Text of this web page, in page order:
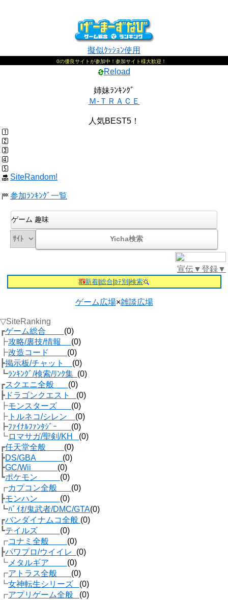
擬似ｸｯｼｮﾝ使用
0の優良サイトが参加中！参加サイト様大歓迎！
Reload
姉妹ﾗﾝｷﾝｸﾞ
Ｍ-ＴＲＡＣＥ
人気BEST5！
SiteRandom!
参加ﾗﾝｷﾝｸﾞ一覧
宣伝▼登録▼
新着|総合|ｶﾃ別|検索
ゲーム広場×雑談広場
▽SiteRanking
┏ゲーム総合 (0)
┣攻略/裏技/情報 (0)
┣改造コード (0)
┣掲示板/チャット (0)
┗ﾗﾝｷﾝｸﾞ/検索/ﾘﾝｸ集 (0)
┏スクエニ全般 (0)
┣ ドラゴンクエスト (0)
┣モンスターズ (0)
┣ トルネコ/シレン (0)
┣ﾌｧｲﾅﾙﾌｧﾝﾀｼﾞｰ (0)
┗ロマサガ/聖剣/KH (0)
┏任天堂全般 (0)
┣DS/GBA (0)
┣GC/Wii (0)
┗ポケモン (0)
┏カプコン全般 (0)
┣モンハン (0)
┗ﾊﾞｲｵ/鬼武者/DMC/GTA(0)
┏バンダイナムコ全般 (0)
┗テイルズ (0)
┏コナミ全般 (0)
┣パワプロ/ウイイレ (0)
┗ メタルギア (0)
┏アトラス全般 (0)
┗女神転生シリーズ (0)
┏アプリゲーム全般 (0)